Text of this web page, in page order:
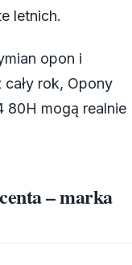
letnich.
opon i
rok, Opony
80H mogą realnie
– marka